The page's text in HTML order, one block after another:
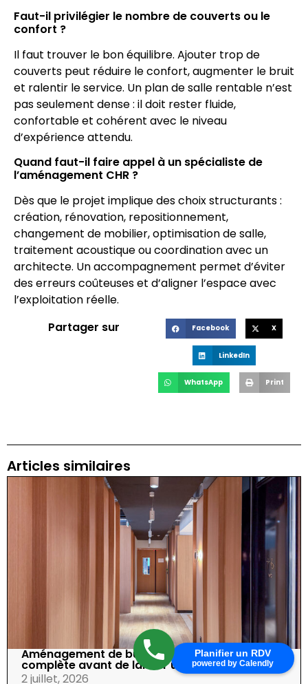
Planifier un RDV
powered by Calendly
Faut-il privilégier le nombre de couverts ou le
confort ?
Il faut trouver le bon équilibre. Ajouter trop de
couverts peut réduire le confort, augmenter le bruit
et ralentir le service. Un plan de salle rentable n’est
pas seulement dense : il doit rester fluide,
confortable et cohérent avec le niveau
d’expérience attendu.
Quand faut-il faire appel à un spécialiste de
l’aménagement CHR ?
Dès que le projet implique des choix structurants :
création, rénovation, repositionnement,
changement de mobilier, optimisation de salle,
traitement acoustique ou coordination avec un
architecte. Un accompagnement permet d’éviter
des erreurs coûteuses et d’aligner l’espace avec
l’exploitation réelle.
Partager sur
Facebook X
LinkedIn
WhatsApp Print
Articles similaires
Aménagement de bureaux : checklist
complète avant de lancer un projet
2 juillet, 2026